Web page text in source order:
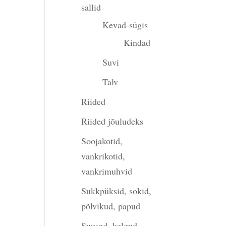
sallid
Kevad-sügis
Kindad
Suvi
Talv
Riided
Riided jõuludeks
Soojakotid,
vankrikotid,
vankrimuhvid
Sukkpüksid, sokid,
põlvikud, papud